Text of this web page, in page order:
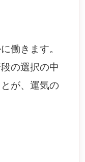
働きます。
の選択の中
が、運気の